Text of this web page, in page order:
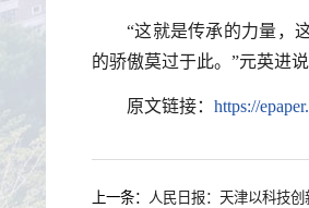
“这就是传承的力量，
的骄傲莫过于此。”元英进说
原文链接： https://
上一条： 人民日报：天津以科技